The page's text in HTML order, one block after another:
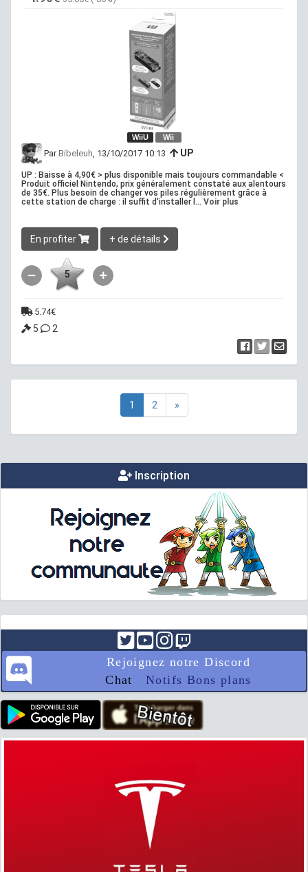
WiiU Wii
ParBibeleuh , 13/10/2017 10:13 UP
UP : Baisse à 4,90€ > plus disponible mais toujours commandable <
Produit officiel Nintendo, prix généralement constaté aux alentours
de 35€. Plus besoin de changer vos piles régulièrement grâce à
cette station de charge : il suffit d'installer l... Voir plus
En profiter + de détails
5
5.74€
5 2
1 2 »
Inscription
Rejoignez notre Discord
Chat
Notifs Bons plans